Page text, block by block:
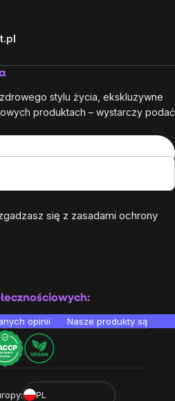
stylu życia, ekskluzywne
produktach – wystarczy podać
się z zasadami ochrony
opinii Nasze produkty są
PL